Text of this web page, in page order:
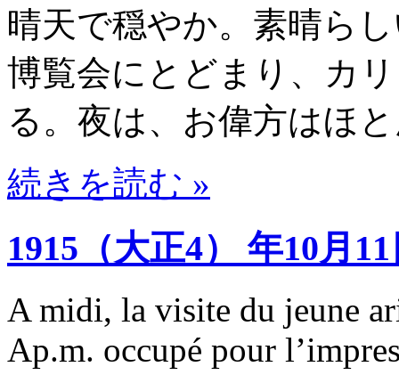
晴天で穏やか。素晴ら
博覧会にとどまり、カ
る。夜は、お偉方はほ
続きを読む »
1915（大正4） 年10月
A midi, la visite du jeune
Ap.m. occupé pour